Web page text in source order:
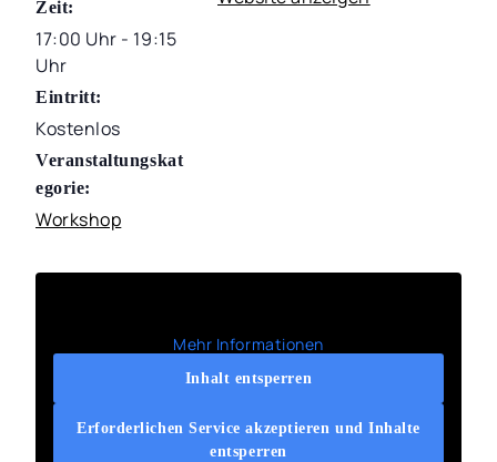
Zeit:
17:00 Uhr - 19:15
Uhr
Eintritt:
Kostenlos
Veranstaltungskat
egorie:
Workshop
Mehr Informationen
Inhalt entsperren
Erforderlichen Service akzeptieren und Inhalte
entsperren